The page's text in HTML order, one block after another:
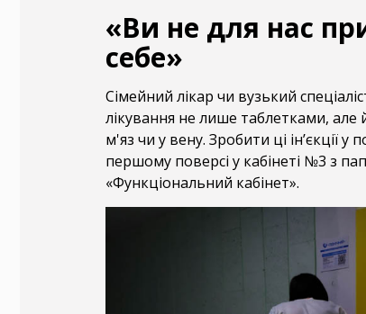
«Ви не для нас
себе»
Сімейний лікар чи вузький
лікування не лише таблетками,
м'яз чи у вену. Зробити ці ін’єкції у
першому поверсі у кабінеті №3 з
«Функціональний кабінет».